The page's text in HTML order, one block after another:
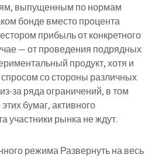
выпущенным по нормам
бонде вместо процента
прибыль от конкретного
— от проведения подрядных
продукт, хотя и
со стороны различных
за ряда ограничений, в том
бумаг, активного
участники рынка не ждут.
режима Развернуть на весь